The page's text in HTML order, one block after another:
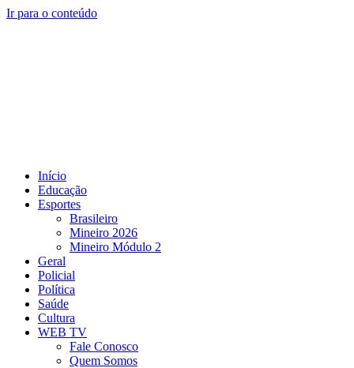
Ir para o conteúdo
Início
Educação
Esportes
Brasileiro
Mineiro 2026
Mineiro Módulo 2
Geral
Policial
Política
Saúde
Cultura
WEB TV
Fale Conosco
Quem Somos